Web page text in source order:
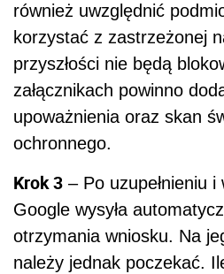
również uwzględnić
korzystać z zastrzeżonej
przyszłości nie będą
załącznikach powinno
upoważnienia oraz skan
ochronnego.
Krok 3 – Po uzupełnieniu i
Google wysyła
otrzymania wniosku. Na
należy jednak poczekać.